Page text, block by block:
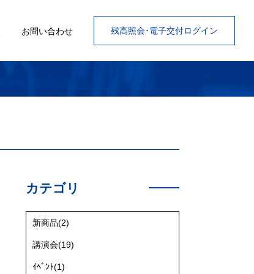
お問い合わせ 残高照会･電子交付ログイン
カテゴリ
新商品(2)
講演会(19)
ｲﾍﾞﾝﾄ(1)